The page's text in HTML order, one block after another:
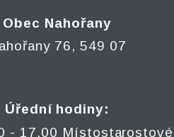
Obec Nahořany
76, 549 07
Úřední hodiny:
- 17.00 Místostarostové